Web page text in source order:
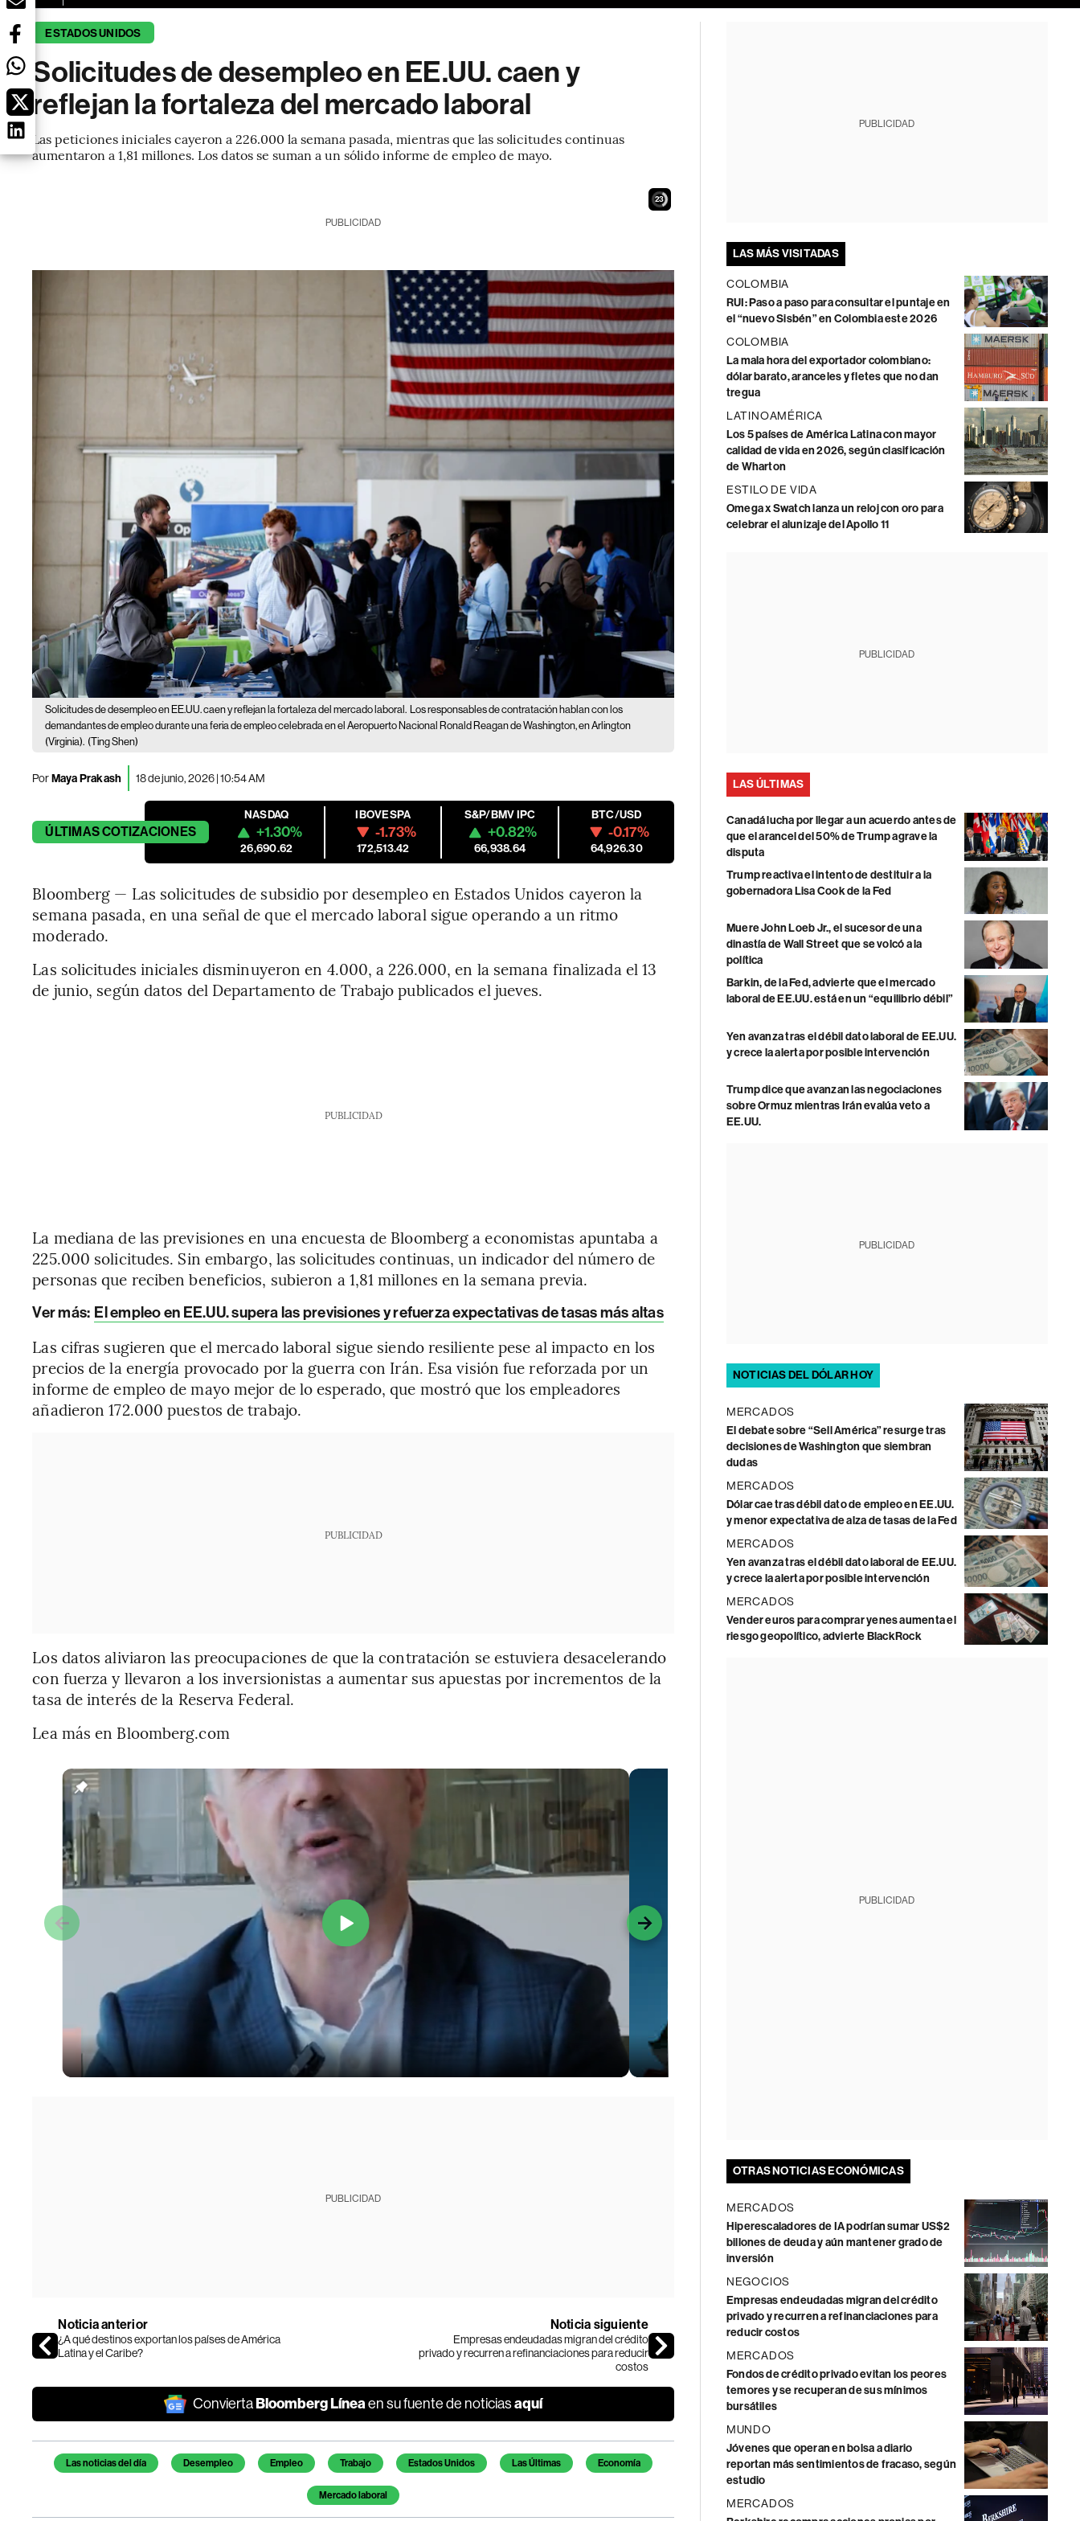
ESTADOS UNIDOS
Solicitudes de desempleo en EE.UU. caen y
reflejan la fortaleza del mercado laboral
Las peticiones iniciales cayeron a 226.000 la semana pasada, mientras que las solicitudes continuas
aumentaron a 1,81 millones. Los datos se suman a un sólido informe de empleo de mayo.
21
PUBLICIDAD
Solicitudes de desempleo en EE.UU. caen y reflejan la fortaleza del mercado laboral. Los responsables de contratación hablan con los
demandantes de empleo durante una feria de empleo celebrada en el Aeropuerto Nacional Ronald Reagan de Washington, en Arlington
(Virginia). (Ting Shen)
PorMaya Prakash 18 de junio, 2026 | 10:54 AM
ÚLTIMASCOTIZACIONES
NASDAQ
+1.30%
26,690.62
IBOVESPA
-1.73%
172,513.42
S&P/BMV IPC
+0.82%
66,938.64
BTC/USD
-0.17%
64,926.30
Bloomberg — Las solicitudes de subsidio por desempleo en Estados Unidos cayeron la
semana pasada, en una señal de que el mercado laboral sigue operando a un ritmo
moderado.
Las solicitudes iniciales disminuyeron en 4.000, a 226.000, en la semana finalizada el 13
de junio, según datos del Departamento de Trabajo publicados el jueves.
PUBLICIDAD
La mediana de las previsiones en una encuesta de Bloomberg a economistas apuntaba a
225.000 solicitudes. Sin embargo, las solicitudes continuas, un indicador del número de
personas que reciben beneficios, subieron a 1,81 millones en la semana previa.
Ver más: El empleo en EE.UU. supera las previsiones y refuerza expectativas de tasas más altas
Las cifras sugieren que el mercado laboral sigue siendo resiliente pese al impacto en los
precios de la energía provocado por la guerra con Irán. Esa visión fue reforzada por un
informe de empleo de mayo mejor de lo esperado, que mostró que los empleadores
añadieron 172.000 puestos de trabajo.
PUBLICIDAD
Los datos aliviaron las preocupaciones de que la contratación se estuviera desacelerando
con fuerza y llevaron a los inversionistas a aumentar sus apuestas por incrementos de la
tasa de interés de la Reserva Federal.
Lea más en Bloomberg.com
PUBLICIDAD
Noticia anterior
¿A qué destinos exportan los países de América
Latina y el Caribe?
Noticia siguiente
Empresas endeudadas migran del crédito
privado y recurren a refinanciaciones para reducir
costos
ConviertaBloomberg Líneaen su fuente de noticiasaquí
Temas de este artículo
Las noticias del día Desempleo Empleo Trabajo Estados Unidos Las Últimas Economía
Mercado laboral
PUBLICIDAD
LAS MÁS VISITADAS
COLOMBIA
RUI: Paso a paso para consultar el puntaje en
el “nuevo Sisbén” en Colombia este 2026
COLOMBIA
La mala hora del exportador colombiano:
dólar barato, aranceles y fletes que no dan
tregua
LATINOAMÉRICA
Los 5 países de América Latina con mayor
calidad de vida en 2026, según clasificación
de Wharton
ESTILO DE VIDA
Omega x Swatch lanza un reloj con oro para
celebrar el alunizaje del Apollo 11
PUBLICIDAD
LAS ÚLTIMAS
Canadá lucha por llegar a un acuerdo antes de
que el arancel del 50% de Trump agrave la
disputa
Trump reactiva el intento de destituir a la
gobernadora Lisa Cook de la Fed
Muere John Loeb Jr., el sucesor de una
dinastía de Wall Street que se volcó a la
política
Barkin, de la Fed, advierte que el mercado
laboral de EE.UU. está en un “equilibrio débil”
Yen avanza tras el débil dato laboral de EE.UU.
y crece la alerta por posible intervención
Trump dice que avanzan las negociaciones
sobre Ormuz mientras Irán evalúa veto a
EE.UU.
PUBLICIDAD
NOTICIAS DEL DÓLAR HOY
MERCADOS
El debate sobre “Sell América” resurge tras
decisiones de Washington que siembran
dudas
MERCADOS
Dólar cae tras débil dato de empleo en EE.UU.
y menor expectativa de alza de tasas de la Fed
MERCADOS
Yen avanza tras el débil dato laboral de EE.UU.
y crece la alerta por posible intervención
MERCADOS
Vender euros para comprar yenes aumenta el
riesgo geopolítico, advierte BlackRock
PUBLICIDAD
OTRAS NOTICIAS ECONÓMICAS
MERCADOS
Hiperescaladores de IA podrían sumar US$2
billones de deuda y aún mantener grado de
inversión
NEGOCIOS
Empresas endeudadas migran del crédito
privado y recurren a refinanciaciones para
reducir costos
MERCADOS
Fondos de crédito privado evitan los peores
temores y se recuperan de sus mínimos
bursátiles
MUNDO
Jóvenes que operan en bolsa a diario
reportan más sentimientos de fracaso, según
estudio
MERCADOS